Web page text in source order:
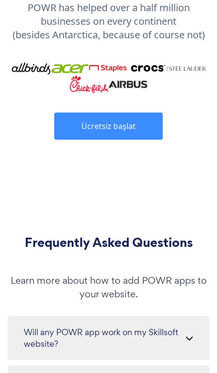
POWR has helped over a half million
businesses on every continent
(besides Antarctica, because of course not)
Ücretsiz başlat
Frequently Asked Questions
Learn more about how to add POWR apps to
your website.
Will any POWR app work on my Skillsoft
website?